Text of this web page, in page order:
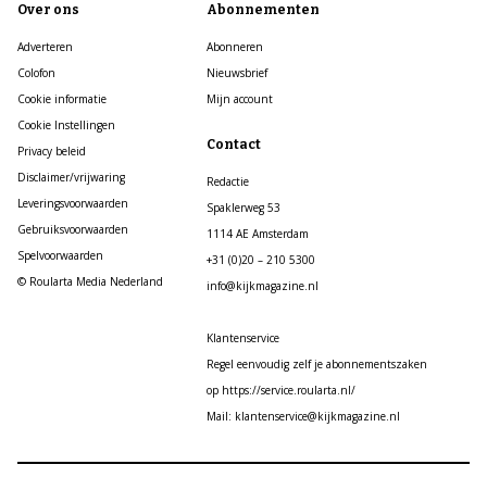
Over ons
Adverteren
Colofon
Cookie informatie
Cookie Instellingen
Privacy beleid
Disclaimer/vrijwaring
Leveringsvoorwaarden
Gebruiksvoorwaarden
Spelvoorwaarden
© Roularta Media Nederland
Abonnementen
Abonneren
Nieuwsbrief
Mijn account
Contact
Redactie
Spaklerweg 53
1114 AE Amsterdam
+31 (0)20 – 210 5300
info@kijkmagazine.nl
Klantenservice
Regel eenvoudig zelf je abonnementszaken
op https://service.roularta.nl/
Mail: klantenservice@kijkmagazine.nl